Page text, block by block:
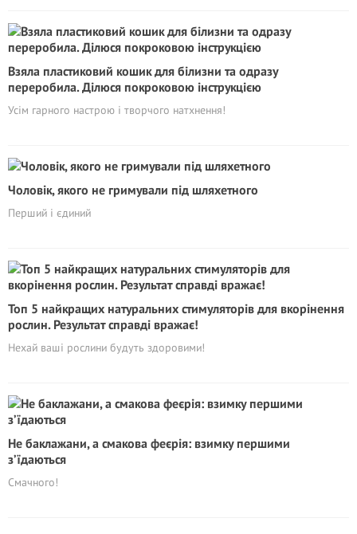
Взяла пластиковий кошик для білизни та одразу
переробила. Ділюся покроковою інструкцією
Усім гарного настрою і творчого натхнення!
Чоловік, якого не гримували під шляхетного
Перший і єдиний
Топ 5 найкращих натуральних стимуляторів для вкорінення
рослин. Результат справді вражає!
Нехай ваші рослини будуть здоровими!
Не баклажани, а смакова феєрія: взимку першими
з’їдаються
Смачного!